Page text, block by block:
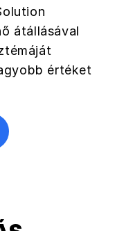
átállásával
értéket